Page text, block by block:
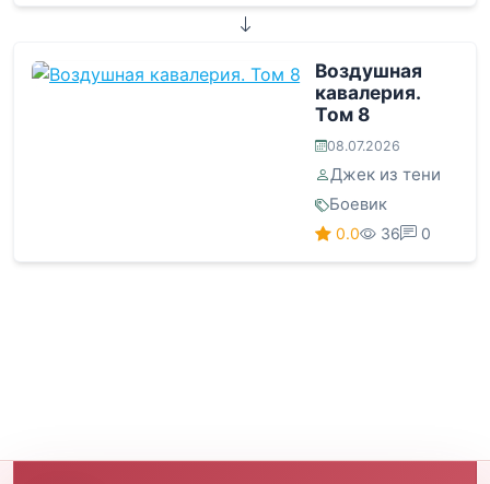
Воздушная
кавалерия.
Том 8
08.07.2026
Джек из тени
Боевик
0.0 36 0